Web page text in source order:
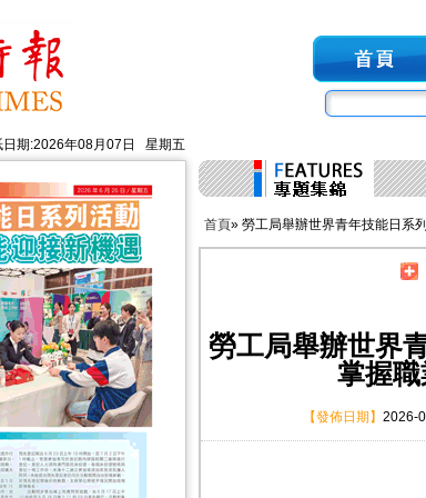
日期:2026年08月07日 星期五
首頁» 勞工局舉辦世界青年技能日系
勞工局舉辦世界
掌握
【發佈日期】 2026-